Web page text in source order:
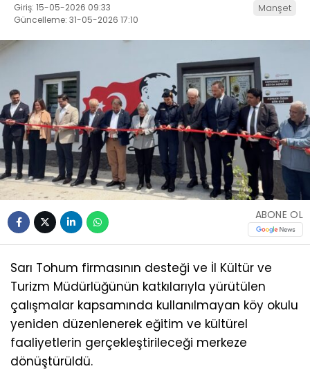
Giriş: 15-05-2026 09:33
Güncelleme: 31-05-2026 17:10
Manşet
ABONE OL
Sarı Tohum firmasının desteği ve İl Kültür ve
Turizm Müdürlüğünün katkılarıyla yürütülen
çalışmalar kapsamında kullanılmayan köy okulu
yeniden düzenlenerek eğitim ve kültürel
faaliyetlerin gerçekleştirileceği merkeze
dönüştürüldü.